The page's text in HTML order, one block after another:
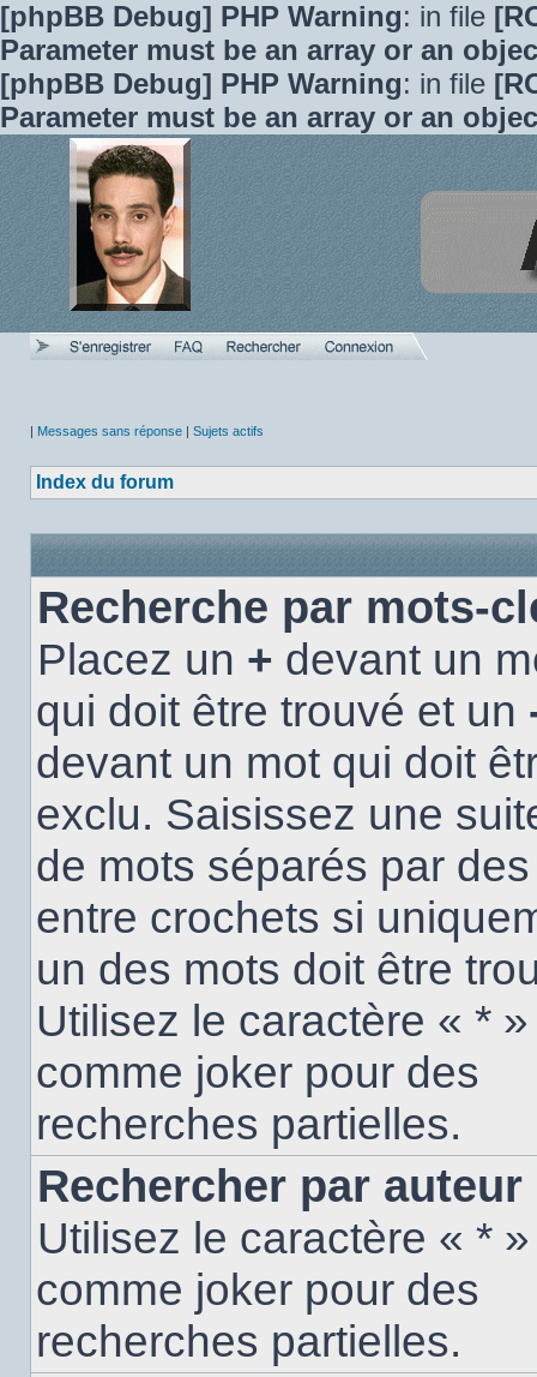
[phpBB Debug] PHP Warning: in file
Parameter must be an array or an
[phpBB Debug] PHP Warning: in file
Parameter must be an array or an
| Messages sans réponse | Sujets actifs
Index du forum
Recherche par mots-
Placez un + devant un
qui doit être trouvé et un
devant un mot qui doit
exclu. Saisissez une
de mots séparés par
entre crochets si
un des mots doit être
Utilisez le caractère « * »
comme joker pour des
recherches partielles.
Rechercher par auteur
Utilisez le caractère « * »
comme joker pour des
recherches partielles.